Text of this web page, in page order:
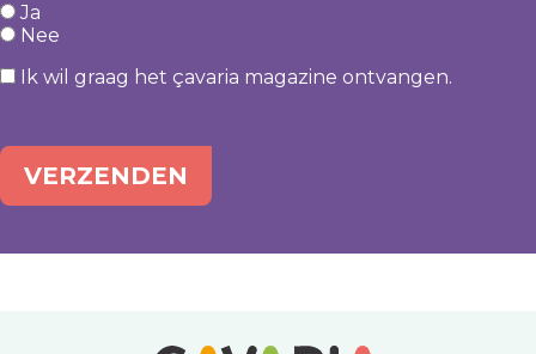
Ja
Nee
Ik wil graag het çavaria magazine ontvangen.